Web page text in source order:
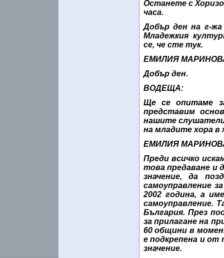
Останете с
часа.
Добър ден на г-
Младежкия
се, че сте тук.
ЕМИЛИЯ
Добър ден.
ВОДЕЩА:
Ще се опитаме
представим
нашите
на младите хора
ЕМИЛИЯ
Преди всичко
това предаване и
значение, да
самоуправление
2002 година, а
самоуправление.
България. През
за прилагане на
60 общини в
е подкрепена и от
значение.